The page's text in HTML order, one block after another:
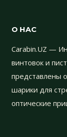
О НАС
Carabin.UZ —
винтовок и
представлены
шарики для
оптические